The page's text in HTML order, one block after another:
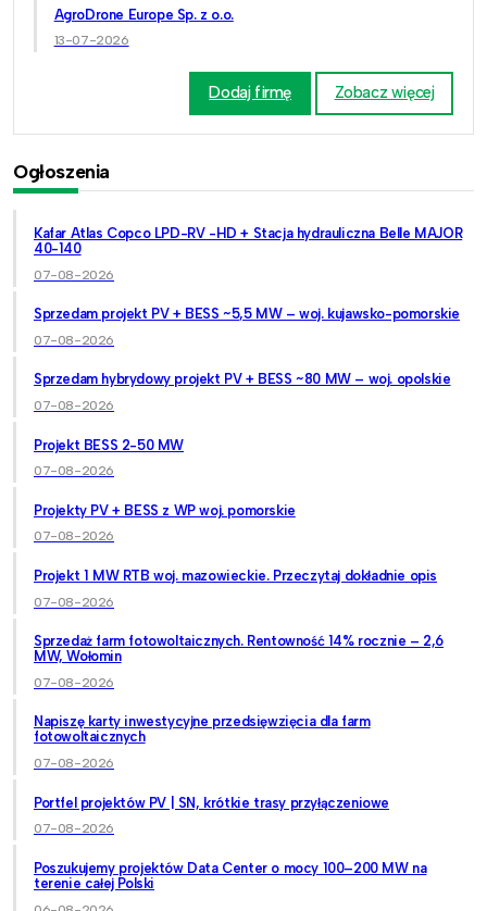
AgroDrone Europe Sp. z o.o.
13-07-2026
Dodaj firmę Zobacz więcej
Ogłoszenia
Kafar Atlas Copco LPD-RV -HD + Stacja hydrauliczna Belle MAJOR
40-140
07-08-2026
Sprzedam projekt PV + BESS ~5,5 MW – woj. kujawsko-pomorskie
07-08-2026
Sprzedam hybrydowy projekt PV + BESS ~80 MW – woj. opolskie
07-08-2026
Projekt BESS 2-50 MW
07-08-2026
Projekty PV + BESS z WP woj. pomorskie
07-08-2026
Projekt 1 MW RTB woj. mazowieckie. Przeczytaj dokładnie opis
07-08-2026
Sprzedaż farm fotowoltaicznych. Rentowność 14% rocznie – 2,6
MW, Wołomin
07-08-2026
Napiszę karty inwestycyjne przedsięwzięcia dla farm
fotowoltaicznych
07-08-2026
Portfel projektów PV | SN, krótkie trasy przyłączeniowe
07-08-2026
Poszukujemy projektów Data Center o mocy 100–200 MW na
terenie całej Polski